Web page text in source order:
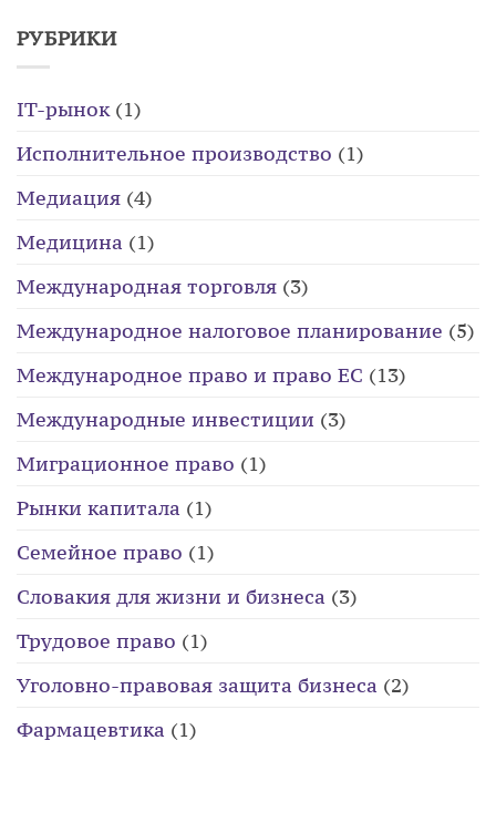
РУБРИКИ
IT-рынок(1)
Исполнительное производство (1)
Медиация (4)
Медицина (1)
Международная торговля (3)
Международное налоговое планирование (5)
Международное право и право ЕС (13)
Международные инвестиции (3)
Миграционное право (1)
Рынки капитала (1)
Семейное право (1)
Словакия для жизни и бизнеса (3)
Трудовое право (1)
Уголовно-правовая защита бизнеса (2)
Фармацевтика (1)